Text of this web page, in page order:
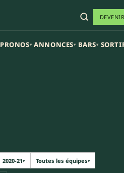
PRONOS▾ ANNONCES▾ BARS▾
2020-21▾ Toutes les équipes▾